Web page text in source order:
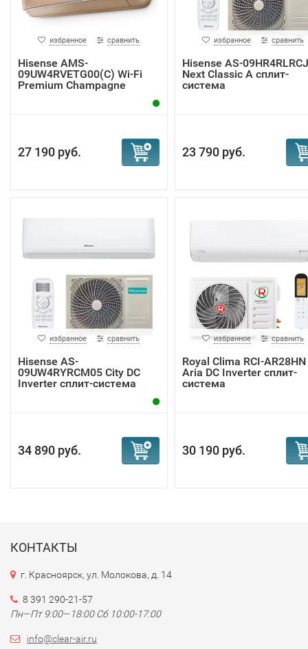
избранное сравнить
Hisense AMS-
09UW4RVETG00(С) Wi-Fi
Premium Champagne
27 190 руб.
избранное сравнить
Hisense AS-
Next Classic A сплит-
система
23 790 руб.
избранное сравнить
Hisense AS-
09UW4RYRCM05 City DC
Inverter сплит-система
34 890 руб.
избранное сравнить
Royal Clima RCI-AR28HN
Aria DC Inverter сплит-
система
30 190 руб.
КОНТАКТЫ
г. Красноярск, ул. Молокова, д. 14
8 391 290-21-57
Пн—Пт 9:00—18:00 Сб 10:00-17:00
info@clear-air.ru